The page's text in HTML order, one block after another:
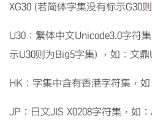
XG30 (若简体字集没有标示G30
U30：繁体中文Unicode3.0字符
示U30则为Big5字集) ，如：文鼎
HK：字集中含有香港字符集，
JP：日文JIS X0208字符集，如